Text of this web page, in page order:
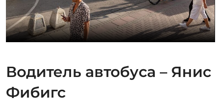
Водитель автобуса – Янис
Фибигс